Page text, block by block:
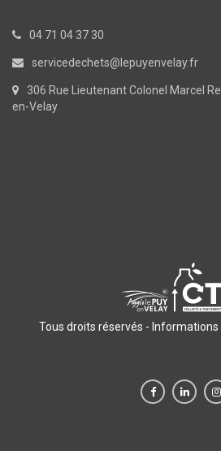
04 71 04 37 30
servicedechets@lepuyenvelay.fr
306 Rue Lieutenant Colonel Marcel
en-Velay
Tous droits réservés - Informations